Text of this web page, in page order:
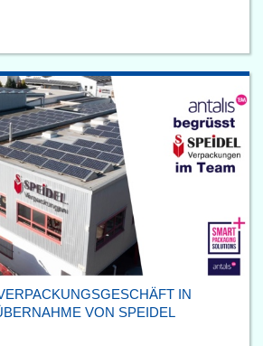
IN
VON SPEIDEL